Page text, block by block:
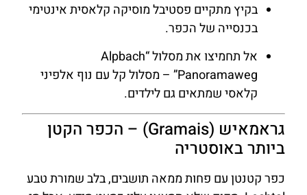
בקיץ מתקיים פסטיבל מוסיקה קלאסית אינטימי
בכנסייה של הכפר.
אל תחמיצו את מסלול “Alpbach
Panoramaweg” – מסלול קל עם נוף אלפיני
קלאסי שמתאים גם לילדים.
גראמאיש (Gramais) – הכפר הקטן
ביותר באוסטריה
כפר קטנטן עם פחות ממאה תושבים, בלב שמורת טבע